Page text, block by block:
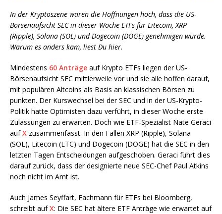
In der Kryptoszene waren die Hoffnungen hoch, dass die US-
Börsenaufsicht SEC in dieser Woche ETFs für Litecoin, XRP
(Ripple), Solana (SOL) und Dogecoin (DOGE) genehmigen würde.
Warum es anders kam, liest Du hier.
Mindestens 60 Anträge auf Krypto ETFs liegen der US-
Börsenaufsicht SEC mittlerweile vor und sie alle hoffen darauf,
mit populären Altcoins als Basis an klassischen Börsen zu
punkten. Der Kurswechsel bei der SEC und in der US-Krypto-
Politik hatte Optimisten dazu verführt, in dieser Woche erste
Zulassungen zu erwarten. Doch wie ETF-Spezialist Nate Geraci
aufX zusammenfasst: In den Fällen XRP (Ripple), Solana
(SOL), Litecoin (LTC) und Dogecoin (DOGE) hat die SEC in den
letzten Tagen Entscheidungen aufgeschoben. Geraci führt dies
darauf zurück, dass der designierte neue SEC-Chef Paul Atkins
noch nicht im Amt ist.
Auch James Seyffart, Fachmann für ETFs bei Bloomberg,
schreibt aufX: Die SEC hat ältere ETF Anträge wie erwartet auf